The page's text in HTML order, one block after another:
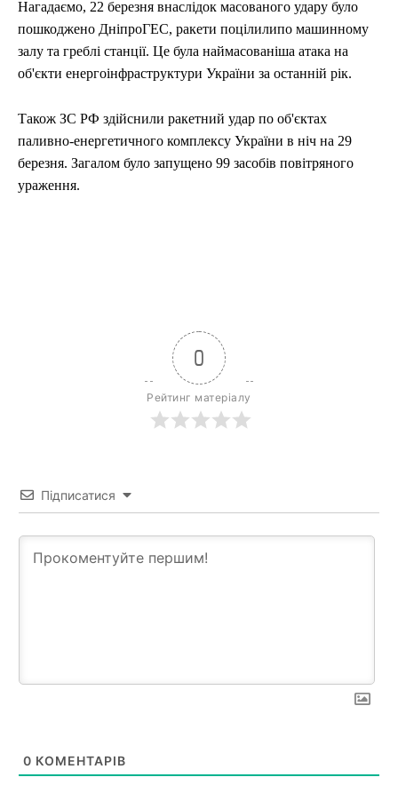
Нагадаємо, 22 березня внаслідок масованого удару було
пошкоджено ДніпроГЕС, ракети поцілилипо машинному
залу та греблі станції. Це була наймасованіша атака на
об'єкти енергоінфраструктури України за останній рік.
Також ЗС РФ здійснили ракетний удар по об'єктах
паливно-енергетичного комплексу України в ніч на 29
березня. Загалом було запущено 99 засобів повітряного
ураження.
0
Рейтинг матеріалу
Підписатися
0 КОМЕНТАРІВ